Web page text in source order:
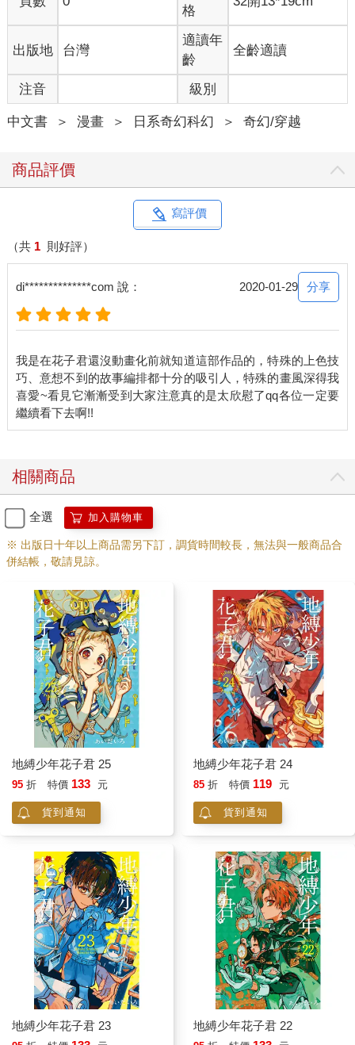
格
出版地 台灣
適讀年
齡
全齡適讀
注音 級別
中文書 ＞ 漫畫 ＞ 日系奇幻科幻 ＞ 奇幻/穿越
商品評價
寫評價
（共 1 則好評）
di**************com 說： 2020-01-29 分享
我是在花子君還沒動畫化前就知道這部作品的，特殊的上色技
巧、意想不到的故事編排都十分的吸引人，特殊的畫風深得我
喜愛~看見它漸漸受到大家注意真的是太欣慰了qq各位一定要
相關商品
全選 加入購物車
※ 出版日十年以上商品需另下訂，調貨時間較長，無法與一般商品合
併結帳，敬請見諒。
地縛少年花子君 25
95 折 特價 133 元
貨到通知
地縛少年花子君 24
85 折 特價 119 元
貨到通知
地縛少年花子君 23 地縛少年花子君 22